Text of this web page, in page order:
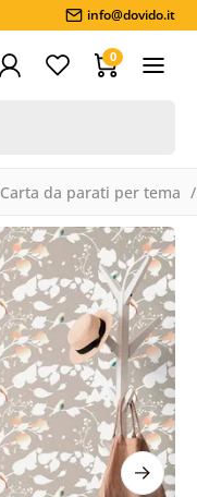
info@dovido.it
0
Carta da parati per tema